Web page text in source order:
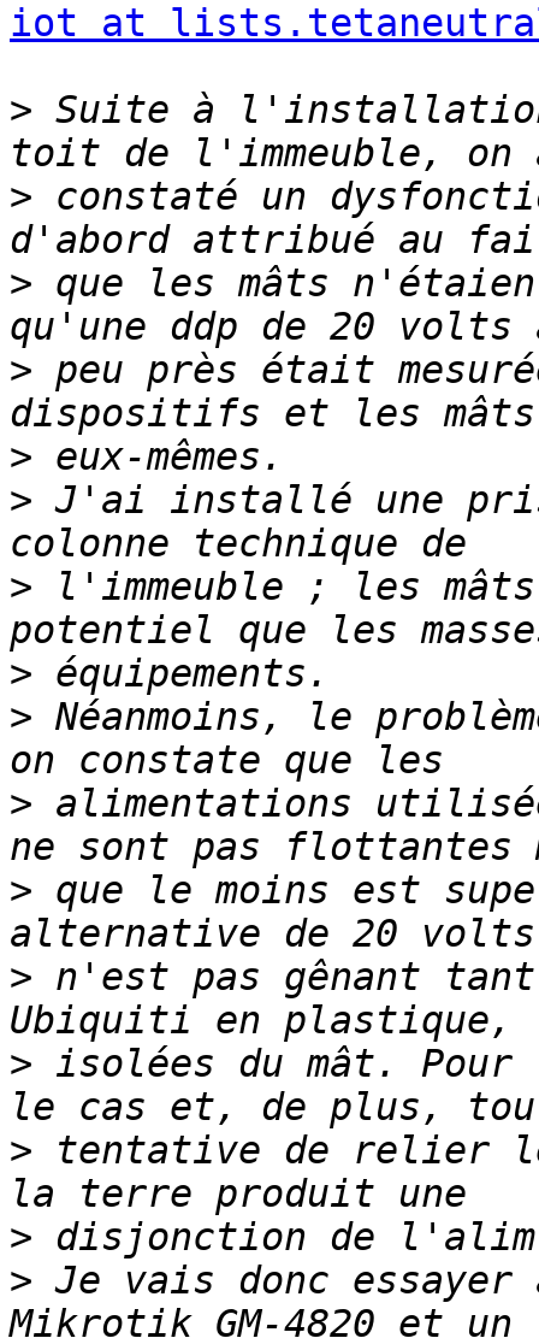
iot at
> Suite à
> constaté un
> que les mâts
> peu près était
>
> J'ai installé une
> l'immeuble ; les mâts
>
> Néanmoins, le
> alimentations
> que le moins est
> n'est pas gênant
> isolées du mât.
> tentative de relier
>
> Je vais donc essayer